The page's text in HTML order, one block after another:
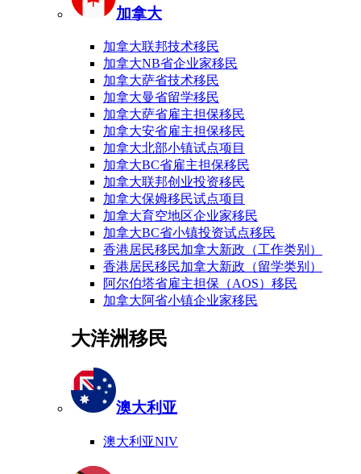
加拿大
加拿大联邦技术移民
加拿大NB省企业家移民
加拿大萨省技术移民
加拿大曼省留学移民
加拿大萨省雇主担保移民
加拿大安省雇主担保移民
加拿大北部小镇试点项目
加拿大BC省雇主担保移民
加拿大联邦创业投资移民
加拿大保姆移民试点项目
加拿大育空地区企业家移民
加拿大BC省小镇投资试点移民
香港居民移民加拿大新政（工作类别）
香港居民移民加拿大新政（留学类别）
阿尔伯塔省雇主担保（AOS）移民
加拿大阿省小镇企业家移民
大洋洲移民
澳大利亚
澳大利亚NIV